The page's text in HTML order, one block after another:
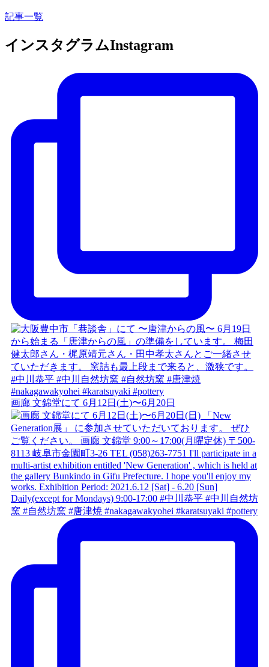
記事一覧
インスタグラムInstagram
画廊 文錦堂にて 6月12日(土)〜6月20日